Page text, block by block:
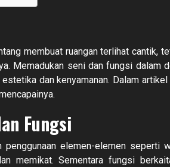
membuat ruangan terlihat cantik,
Memadukan seni dan fungsi dalam
dan kenyamanan. Dalam
Fungsi
elemen-elemen seperti
memikat. Sementara fungsi